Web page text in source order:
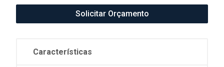
Solicitar Orçamento
Características